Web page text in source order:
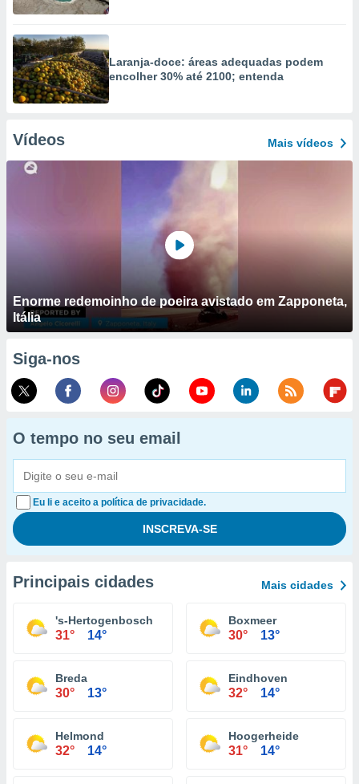
Laranja-doce: áreas adequadas podem
encolher 30% até 2100; entenda
Vídeos Mais vídeos
Enorme redemoinho de poeira avistado em Zapponeta,
Itália
Siga-nos
O tempo no seu email
Eu li e aceito a política de privacidade.
Principais cidades Mais cidades
's-Hertogenbosch
31° 14°
Boxmeer
30° 13°
Breda
30° 13°
Eindhoven
32° 14°
Helmond
32° 14°
Hoogerheide
31° 14°